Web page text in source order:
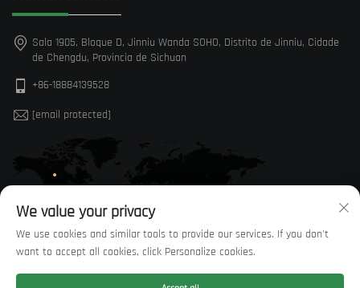
Sala 1905, Bloque D, Jinniu Wanda SOHO, Distrito de Jinniu, Cidade
de Chengdu, Provincia de Sichuan
+86-18884139528
[email protected]
We value your privacy
We use cookies and similar tools to provide our services. If you don't
want to accept all cookies, click Personalize cookies.